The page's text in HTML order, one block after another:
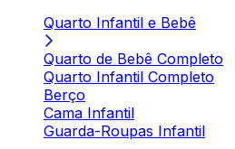
Quarto Infantil e Bebê
Quarto de Bebê Completo
Quarto Infantil Completo
Berço
Cama Infantil
Guarda-Roupas Infantil